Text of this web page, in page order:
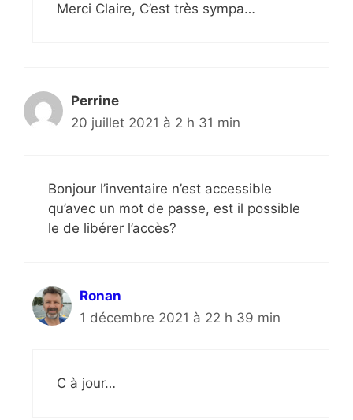
Merci Claire, C’est très sympa…
Perrine
20 juillet 2021 à 2 h 31 min
Bonjour l’inventaire n’est accessible
qu’avec un mot de passe, est il possible
le de libérer l’accès?
Ronan
1 décembre 2021 à 22 h 39 min
C à jour…